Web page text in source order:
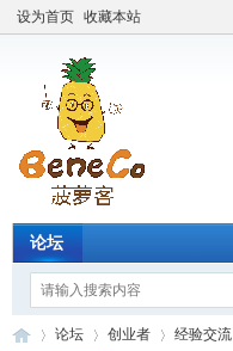
设为首页 收藏本站
论坛
论坛 创业者 经验交流